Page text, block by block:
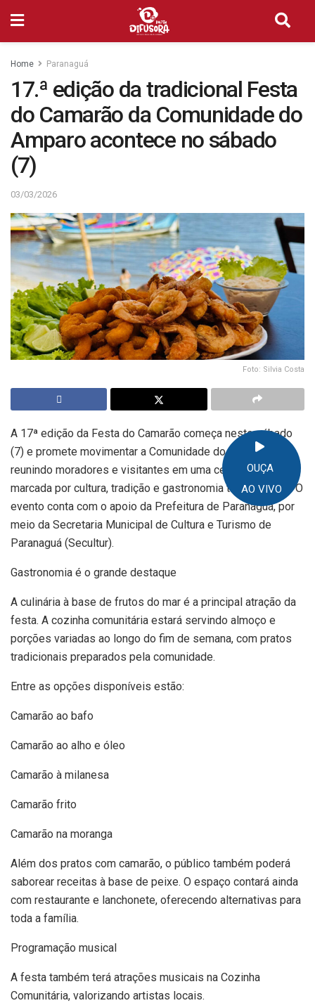
OUÇA
AO VIVO
Home Paranaguá
17.ª edição da tradicional Festa
do Camarão da Comunidade do
Amparo acontece no sábado
(7)
03/03/2026
Foto: Silvia Costa
A 17ª edição da Festa do Camarão começa neste sábado
(7) e promete movimentar a Comunidade do Amparo,
reunindo moradores e visitantes em uma celebração
marcada por cultura, tradição e gastronomia típica caiçara. O
evento conta com o apoio da Prefeitura de Paranaguá, por
meio da Secretaria Municipal de Cultura e Turismo de
Paranaguá (Secultur).
Gastronomia é o grande destaque
A culinária à base de frutos do mar é a principal atração da
festa. A cozinha comunitária estará servindo almoço e
porções variadas ao longo do fim de semana, com pratos
tradicionais preparados pela comunidade.
Entre as opções disponíveis estão:
Camarão ao bafo
Camarão ao alho e óleo
Camarão à milanesa
Camarão frito
Camarão na moranga
Além dos pratos com camarão, o público também poderá
saborear receitas à base de peixe. O espaço contará ainda
com restaurante e lanchonete, oferecendo alternativas para
toda a família.
Programação musical
A festa também terá atrações musicais na Cozinha
Comunitária, valorizando artistas locais.